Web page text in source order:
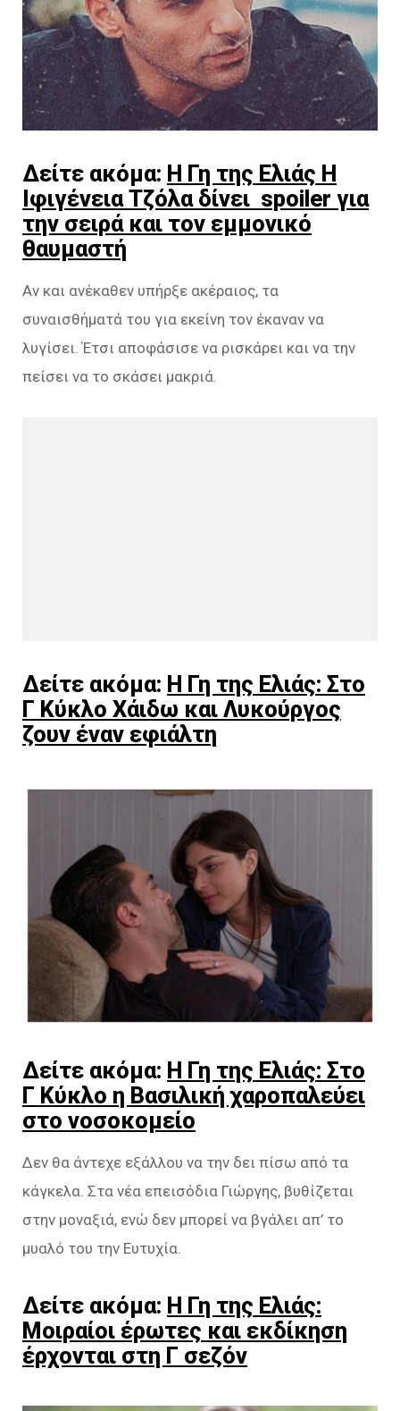
Δείτε ακόμα: Η Γη της Ελιάς Η
Ιφιγένεια Τζόλα δίνει spoiler για
την σειρά και τον εμμονικό
θαυμαστή
Αν και ανέκαθεν υπήρξε ακέραιος, τα
συναισθήματά του για εκείνη τον έκαναν να
λυγίσει. Έτσι αποφάσισε να ρισκάρει και να την
πείσει να το σκάσει μακριά.
Δείτε ακόμα: Η Γη της Ελιάς: Στο
Γ Κύκλο Χάιδω και Λυκούργος
ζουν έναν εφιάλτη
Δείτε ακόμα: Η Γη της Ελιάς: Στο
Γ Κύκλο η Βασιλική χαροπαλεύει
στο νοσοκομείο
Δεν θα άντεχε εξάλλου να την δει πίσω από τα
κάγκελα. Στα νέα επεισόδια Γιώργης, βυθίζεται
στην μοναξιά, ενώ δεν μπορεί να βγάλει απ’ το
μυαλό του την Ευτυχία.
Δείτε ακόμα: Η Γη της Ελιάς:
Μοιραίοι έρωτες και εκδίκηση
έρχονται στη Γ σεζόν